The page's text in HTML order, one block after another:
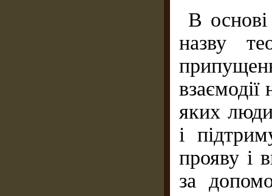
В
назву
яких
і
прояву і
за